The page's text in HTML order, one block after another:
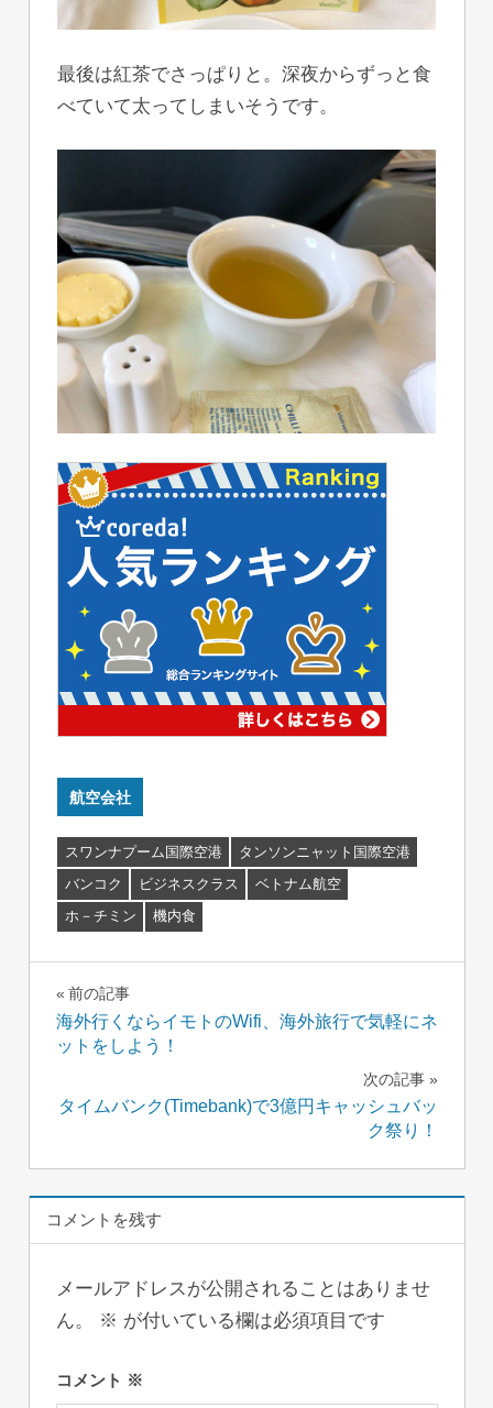
最後は紅茶でさっぱりと。深夜からずっと食
べていて太ってしまいそうです。
航空会社
スワンナプーム国際空港
タンソンニャット国際空港
バンコク
ビジネスクラス
ベトナム航空
ホ－チミン
機内食
投
稿
ゲ
ー
ョ
前の記事
海外行くならイモトのWifi、海外旅行で気軽にネ
ットをしよう！
次の記事
タイムバンク(Timebank)で3億円キャッシュバッ
ク祭り！
コメントを残す
メールアドレスが公開されることはありませ
ん。
※ が付いている欄は必須項目です
コメント ※